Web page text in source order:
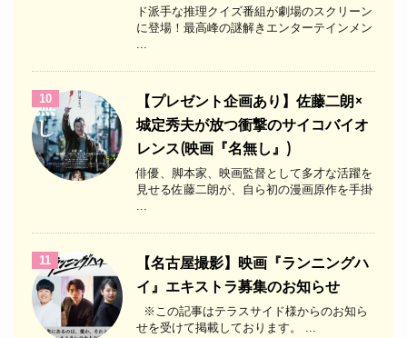
ド派手な推理クイズ番組が劇場のスクリーン
に登場！最高峰の謎解きエンターテインメン
10
【プレゼント企画あり】佐藤二朗×
城定秀夫が放つ衝撃のサイコバイオ
レンス(映画『名無し』)
俳優、脚本家、映画監督として多才な活躍を
見せる佐藤二朗が、自ら初の漫画原作を手掛
11
【名古屋撮影】映画『ランニングハ
イ』エキストラ募集のお知らせ
※この記事はテラスサイド様からのお知ら
せを受けて掲載しております。 ...